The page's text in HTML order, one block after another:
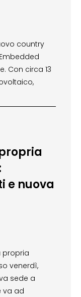
country
Con circa 13
e nuova
propria
venerdì,
sede a
va ad